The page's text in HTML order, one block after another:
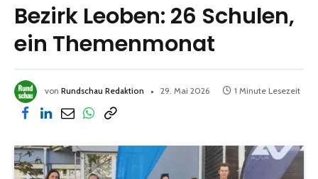
Bezirk Leoben: 26 Schulen,
ein Themenmonat
von Rundschau Redaktion 29. Mai 2026 1 Minute Lesezeit